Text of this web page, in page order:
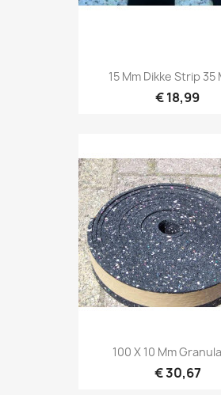
15 Mm Dikke Strip 35
€ 18,99
100 X 10 Mm
€ 30,67